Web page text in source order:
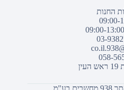
החנות
03-